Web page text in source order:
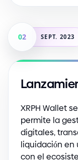
02 SEPT. 2023
XRPH Wallet
permite la
digitales,
liquidación en
con el